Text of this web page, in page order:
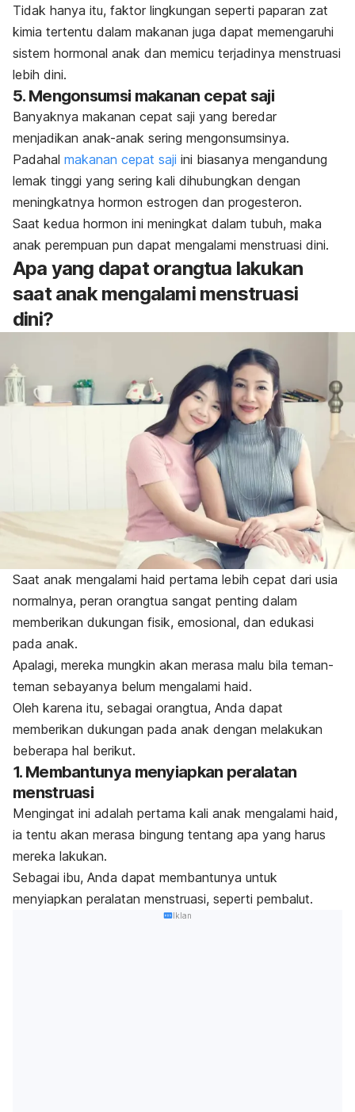
Tidak hanya itu, faktor lingkungan seperti paparan zat
kimia tertentu dalam makanan juga dapat memengaruhi
sistem hormonal anak dan memicu terjadinya menstruasi
lebih dini.
5. Mengonsumsi makanan cepat saji
Banyaknya makanan cepat saji yang beredar
menjadikan anak-anak sering mengonsumsinya.
Padahal makanan cepat saji ini biasanya mengandung
lemak tinggi yang sering kali dihubungkan dengan
meningkatnya hormon estrogen dan progesteron.
Saat kedua hormon ini meningkat dalam tubuh, maka
anak perempuan pun dapat mengalami menstruasi dini.
Apa yang dapat orangtua lakukan
saat anak mengalami menstruasi
dini?
Saat anak mengalami haid pertama lebih cepat dari usia
normalnya, peran orangtua sangat penting dalam
memberikan dukungan fisik, emosional, dan edukasi
pada anak.
Apalagi, mereka mungkin akan merasa malu bila teman-
teman sebayanya belum mengalami haid.
Oleh karena itu, sebagai orangtua, Anda dapat
memberikan dukungan pada anak dengan melakukan
beberapa hal berikut.
1. Membantunya menyiapkan peralatan
menstruasi
Mengingat ini adalah pertama kali anak mengalami haid,
ia tentu akan merasa bingung tentang apa yang harus
mereka lakukan.
Sebagai ibu, Anda dapat membantunya untuk
menyiapkan peralatan menstruasi, seperti pembalut.
Iklan